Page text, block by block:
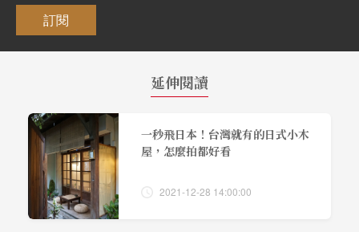
訂閱
延伸閱讀
一秒飛日本！台灣就有的日式小木
屋，怎麼拍都好看
2021-12-28 14:00:00